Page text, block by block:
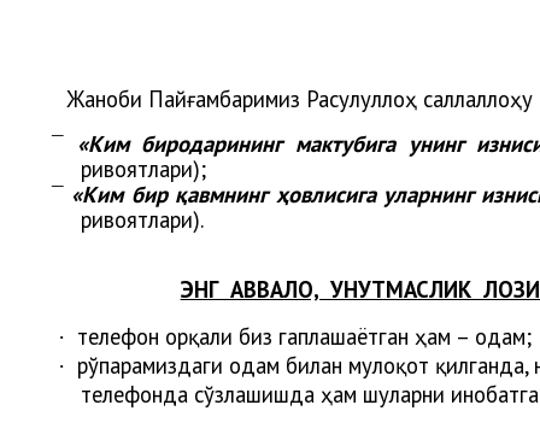
Жаноби Пайғамбаримиз Расулуллоҳ
¯
«Ким биродарининг мактубига унинг
ривоятлари);
¯ «Ким бир қавмнинг ҳовлисига уларнинг
ривоятлари).
ЭНГ АВВАЛО, УНУТМАСЛИК
· телефон орқали биз гаплашаётган ҳам – одам;
· рўпарамиздаги одам билан мулоқот қилганда,
телефонда сўзлашишда ҳам шуларни